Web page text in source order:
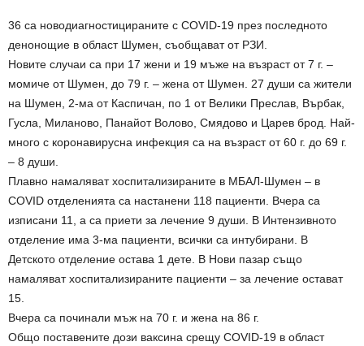
36 са новодиагностицираните с COVID-19 през последното
денонощие в област Шумен, съобщават от РЗИ.
Новите случаи са при 17 жени и 19 мъже на възраст от 7 г. –
момиче от Шумен, до 79 г. – жена от Шумен. 27 души са жители
на Шумен, 2-ма от Каспичан, по 1 от Велики Преслав, Върбак,
Гусла, Миланово, Панайот Волово, Смядово и Царев брод. Най-
много с коронавирусна инфекция са на възраст от 60 г. до 69 г.
– 8 души.
Плавно намаляват хоспитализираните в МБАЛ-Шумен – в
COVID отделенията са настанени 118 пациенти. Вчера са
изписани 11, а са приети за лечение 9 души. В Интензивното
отделение има 3-ма пациенти, всички са интубирани. В
Детското отделение остава 1 дете. В Нови пазар също
намаляват хоспитализираните пациенти – за лечение остават
15.
Вчера са починали мъж на 70 г. и жена на 86 г.
Общо поставените дози ваксина срещу COVID-19 в област